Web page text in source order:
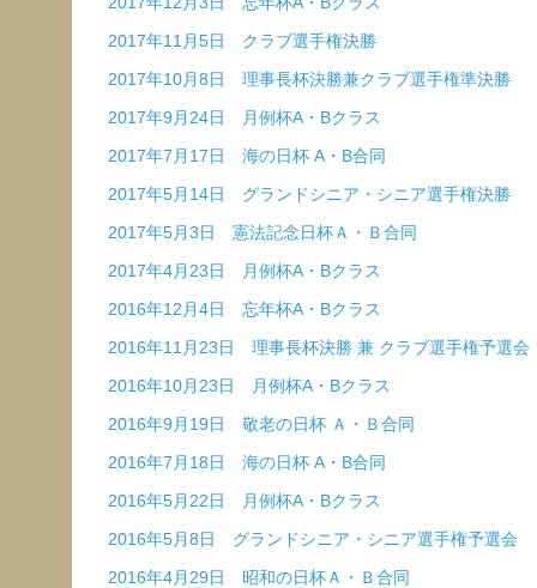
2017年11月5日 クラブ選手権決勝
2017年10月8日 理事長杯決勝兼クラブ選手権準決勝
2017年9月24日 月例杯A・Bクラス
2017年7月17日 海の日杯 A・B合同
2017年5月14日 グランドシニア・シニア選手権決勝
2017年5月3日 憲法記念日杯Ａ・Ｂ合同
2017年4月23日 月例杯A・Bクラス
2016年12月4日 忘年杯A・Bクラス
2016年11月23日 理事長杯決勝 兼 クラブ選手権予選会
2016年10月23日 月例杯A・Bクラス
2016年9月19日 敬老の日杯 Ａ・Ｂ合同
2016年7月18日 海の日杯 A・B合同
2016年5月22日 月例杯A・Bクラス
2016年5月8日 グランドシニア・シニア選手権予選会
2016年4月29日 昭和の日杯Ａ・Ｂ合同